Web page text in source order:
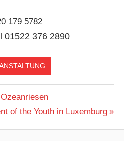
179 5782
01522 376 2890
of the Youth in Luxemburg